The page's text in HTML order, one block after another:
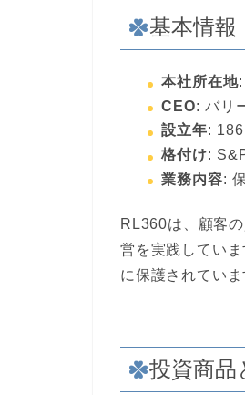
基本情報
本社所在地
CEO: バリ
設立年:
格付け:
業務内容:
RL360は、顧客
営を実践してい
に保護されていま
投資商品